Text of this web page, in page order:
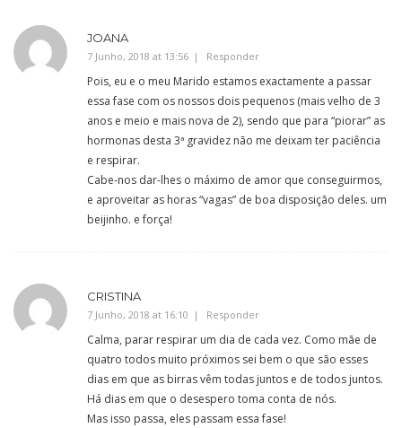
JOANA
7 Junho, 2018 at 13:56 Responder
Pois, eu e o meu Marido estamos exactamente a passar
essa fase com os nossos dois pequenos (mais velho de 3
anos e meio e mais nova de 2), sendo que para “piorar” as
hormonas desta 3ª gravidez não me deixam ter paciência
e respirar.
Cabe-nos dar-lhes o máximo de amor que conseguirmos,
e aproveitar as horas “vagas” de boa disposição deles. um
beijinho. e força!
CRISTINA
7 Junho, 2018 at 16:10 Responder
Calma, parar respirar um dia de cada vez. Como mãe de
quatro todos muito próximos sei bem o que são esses
dias em que as birras vêm todas juntos e de todos juntos.
Há dias em que o desespero toma conta de nós.
Mas isso passa, eles passam essa fase!